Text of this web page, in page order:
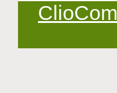
ClioCom